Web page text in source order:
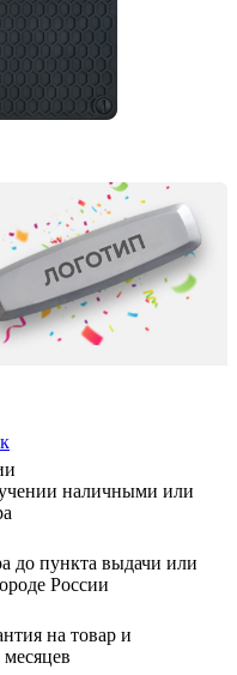
наличными или
до пункта выдачи или
России
на товар и